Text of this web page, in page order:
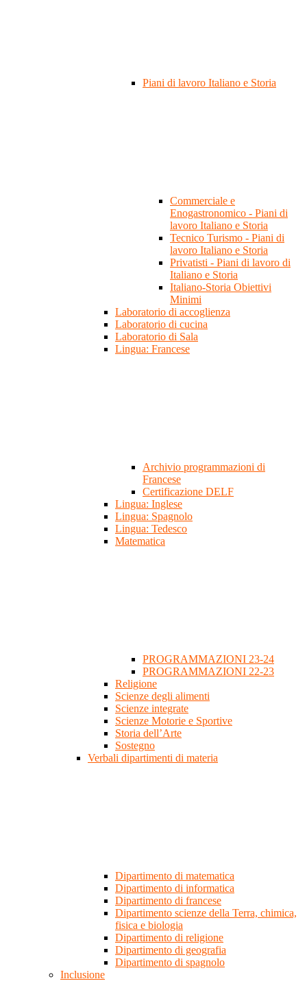
Piani di lavoro Italiano e Storia
Commerciale e
Enogastronomico - Piani di
lavoro Italiano e Storia
Tecnico Turismo - Piani di
lavoro Italiano e Storia
Privatisti - Piani di lavoro di
Italiano e Storia
Italiano-Storia Obiettivi
Minimi
Laboratorio di accoglienza
Laboratorio di cucina
Laboratorio di Sala
Lingua: Francese
Archivio programmazioni di
Francese
Certificazione DELF
Lingua: Inglese
Lingua: Spagnolo
Lingua: Tedesco
Matematica
PROGRAMMAZIONI 23-24
PROGRAMMAZIONI 22-23
Religione
Scienze degli alimenti
Scienze integrate
Scienze Motorie e Sportive
Storia dell’Arte
Sostegno
Verbali dipartimenti di materia
Dipartimento di matematica
Dipartimento di informatica
Dipartimento di francese
Dipartimento scienze della Terra, chimica,
fisica e biologia
Dipartimento di religione
Dipartimento di geografia
Dipartimento di spagnolo
Inclusione